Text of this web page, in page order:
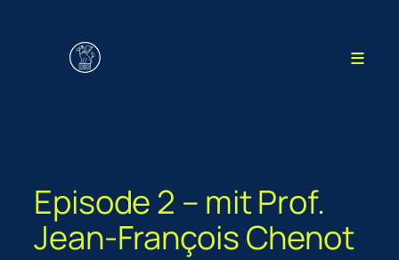
springen
≡
Episode 2 – mit Prof.
Jean-François Chenot